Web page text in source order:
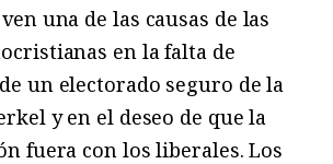
una de las causas de las
en la falta de
un electorado seguro de la
y en el deseo de que la
fuera con los liberales. Los